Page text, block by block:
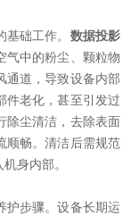
础工作。 数据投影
气中的粉尘、颗粒物
通道，导致设备内部
件老化，甚至引发过
除尘清洁，去除表面
顺畅。清洁后需规范
身内部。
步骤。设备长期运